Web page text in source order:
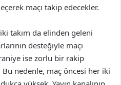
maçı takip edecekler.
takım da elinden geleni
desteğiyle maçı
ise zorlu bir rakip
Bu nedenle, maç öncesi her iki